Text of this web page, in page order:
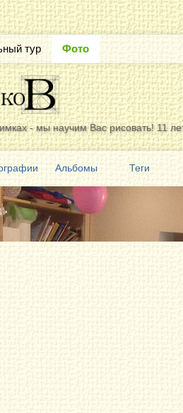
тур Фото
- мы научим Вас рисовать! 11
Альбомы Теги